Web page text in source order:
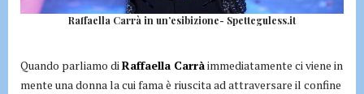
Raffaella Carrà in un’esibizione- Spetteguless.it
Quando parliamo diRaffaella Carràimmediatamente ci viene in
mente una donna la cui fama è riuscita ad attraversare il confine